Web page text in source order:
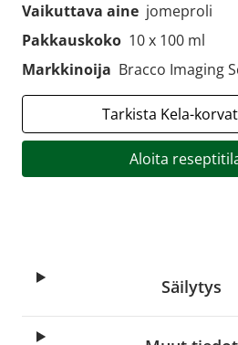
Vaikuttava aine jomeproli
Pakkauskoko 10 x 100 ml
Markkinoija Bracco Imaging
Tarkista Kela-
Aloita
Säilytys